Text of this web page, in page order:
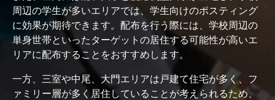
周辺の学生が多いエリアでは、学生向けのポスティング
に効果が期待できます。配布を行う際には、学校周辺の
単身世帯といったターゲットの居住する可能性が高いエ
リアに配布することをおすすめします。
一方、三室や中尾、大門エリアは戸建て住宅が多く、フ
ァミリー層が多く居住していることが考えられるため、